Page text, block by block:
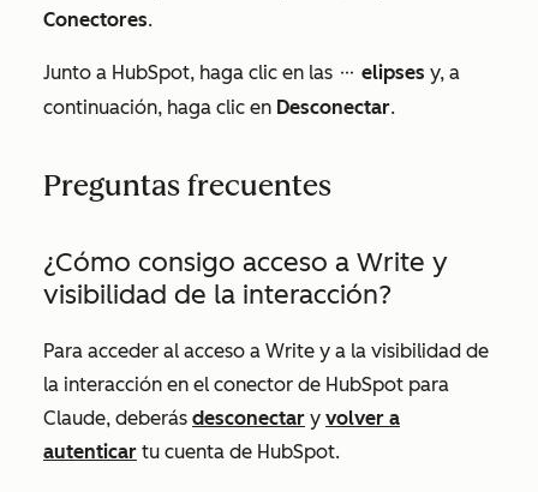
Conectores.
Junto a HubSpot, haga clic en las ellipses elipses y, a
continuación, haga clic en Desconectar.
Preguntas frecuentes
¿Cómo consigo acceso a Write y
visibilidad de la interacción?
Para acceder al acceso a Write y a la visibilidad de
la interacción en el conector de HubSpot para
Claude, deberás desconectar y volver a
autenticar tu cuenta de HubSpot.